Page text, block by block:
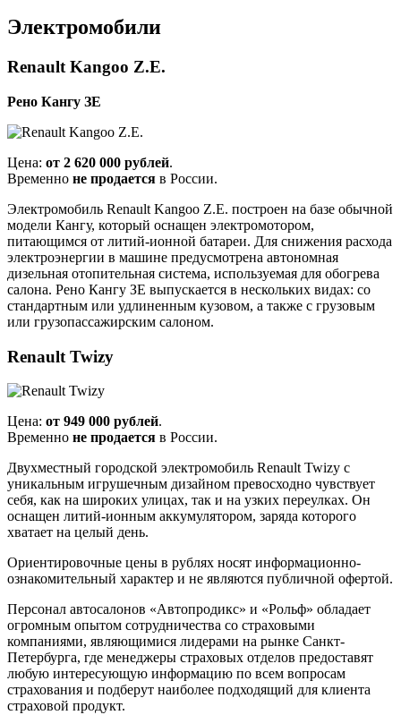
Электромобили
Renault Kangoo Z.E.
Рено Кангу ЗЕ
Цена: от 2 620 000 рублей.
Временно не продается в России.
Электромобиль Renault Kangoo Z.E. построен на базе обычной
модели Кангу, который оснащен электромотором,
питающимся от литий-ионной батареи. Для снижения расхода
электроэнергии в машине предусмотрена автономная
дизельная отопительная система, используемая для обогрева
салона. Рено Кангу ЗЕ выпускается в нескольких видах: со
стандартным или удлиненным кузовом, а также с грузовым
или грузопассажирским салоном.
Renault Twizy
Цена: от 949 000 рублей.
Временно не продается в России.
Двухместный городской электромобиль Renault Twizy с
уникальным игрушечным дизайном превосходно чувствует
себя, как на широких улицах, так и на узких переулках. Он
оснащен литий-ионным аккумулятором, заряда которого
хватает на целый день.
Ориентировочные цены в рублях носят информационно-
ознакомительный характер и не являются публичной офертой.
Персонал автосалонов «Автопродикс» и «Рольф» обладает
огромным опытом сотрудничества со страховыми
компаниями, являющимися лидерами на рынке Санкт-
Петербурга, где менеджеры страховых отделов предоставят
любую интересующую информацию по всем вопросам
страхования и подберут наиболее подходящий для клиента
страховой продукт.